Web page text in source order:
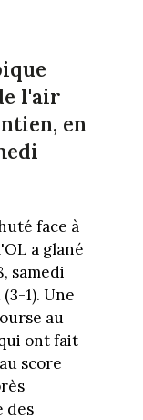
l'air
en
face à
a glané
samedi
1). Une
au
ont fait
score
des